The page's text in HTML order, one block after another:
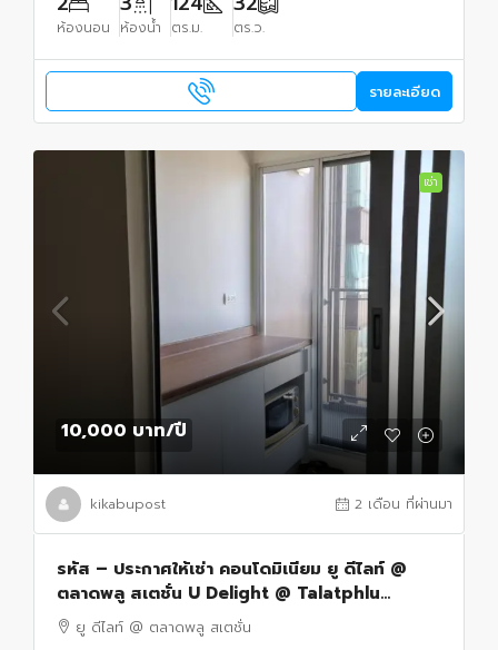
ห้องนอน ห้องน้ำ ตร.ม. ตร.ว.
รายละเอียด
เช่า
10,000 บาท/ปี
kikabupost 2 เดือน ที่ผ่านมา
รหัส – ประกาศให้เช่า คอนโดมิเนียม ยู ดีไลท์ @
ตลาดพลู สเตชั่น U Delight @ Talatphlu
Station พื้นที่เท่ากับ 30 ตร.-ม. 1 BR 1 ห้องน้ำ
10000 THB สวยและดี
ยู ดีไลท์ @ ตลาดพลู สเตชั่น